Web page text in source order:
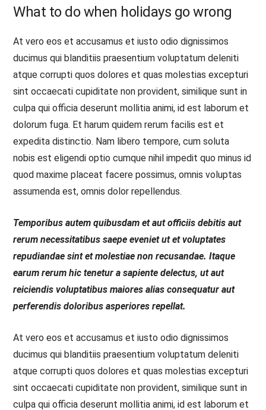
What to do when holidays go wrong
At vero eos et accusamus et iusto odio dignissimos
ducimus qui blanditiis praesentium voluptatum deleniti
atque corrupti quos dolores et quas molestias excepturi
sint occaecati cupiditate non provident, similique sunt in
culpa qui officia deserunt mollitia animi, id est laborum et
dolorum fuga. Et harum quidem rerum facilis est et
expedita distinctio. Nam libero tempore, cum soluta
nobis est eligendi optio cumque nihil impedit quo minus id
quod maxime placeat facere possimus, omnis voluptas
assumenda est, omnis dolor repellendus.
Temporibus autem quibusdam et aut officiis debitis aut
rerum necessitatibus saepe eveniet ut et voluptates
repudiandae sint et molestiae non recusandae. Itaque
earum rerum hic tenetur a sapiente delectus, ut aut
reiciendis voluptatibus maiores alias consequatur aut
perferendis doloribus asperiores repellat.
At vero eos et accusamus et iusto odio dignissimos
ducimus qui blanditiis praesentium voluptatum deleniti
atque corrupti quos dolores et quas molestias excepturi
sint occaecati cupiditate non provident, similique sunt in
culpa qui officia deserunt mollitia animi, id est laborum et